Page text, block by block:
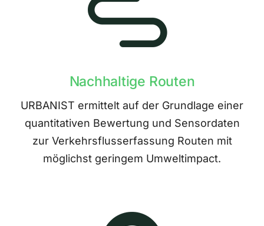
Nachhaltige Routen
URBANIST ermittelt auf der Grundlage einer
quantitativen Bewertung und Sensordaten
zur Verkehrsflusserfassung Routen mit
möglichst geringem Umweltimpact.